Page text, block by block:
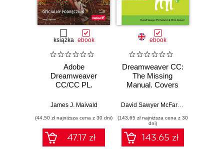
książka ebook
Adobe
Dreamweaver
CC/CC PL.
podręcznik
James J. Maivald
(44,50 zł najniższa cena z 30 dni)
47.17 zł
ebook
Dreamweaver CC:
The Missing
Manual. Covers
Edition
David Sawyer McFarland
(143,65 zł najniższa cena z 30
dni)
143.65 zł